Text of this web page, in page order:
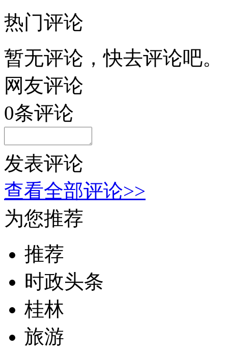
热门评论
暂无评论，快去评论吧。
网友评论
0条评论
发表评论
查看全部评论>>
为您推荐
推荐
时政头条
桂林
旅游